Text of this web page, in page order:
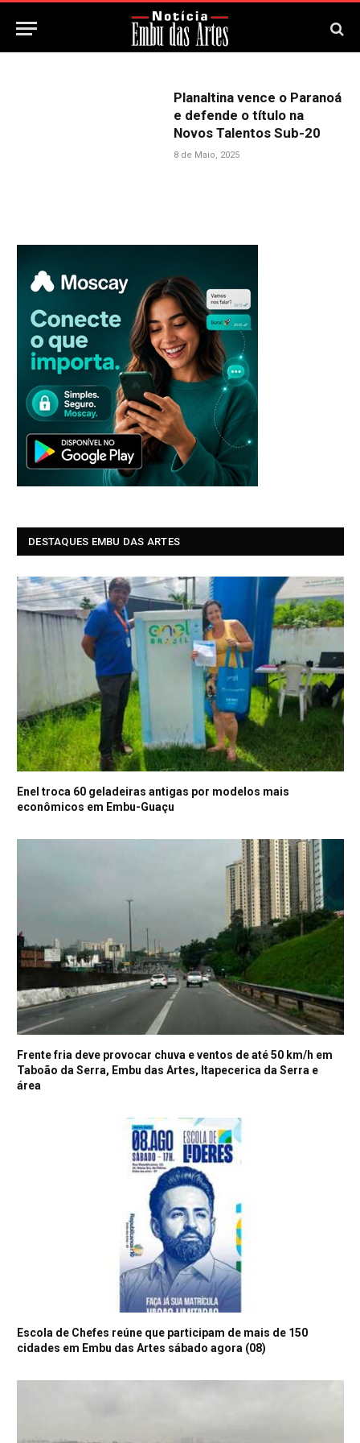
Planaltina vence o Paranoá
e defende o título na
Novos Talentos Sub-20
8 de Maio, 2025
DESTAQUES EMBU DAS ARTES
Enel troca 60 geladeiras antigas por modelos mais
econômicos em Embu-Guaçu
Frente fria deve provocar chuva e ventos de até 50 km/h em
Taboão da Serra, Embu das Artes, Itapecerica da Serra e
área
Escola de Chefes reúne que participam de mais de 150
cidades em Embu das Artes sábado agora (08)